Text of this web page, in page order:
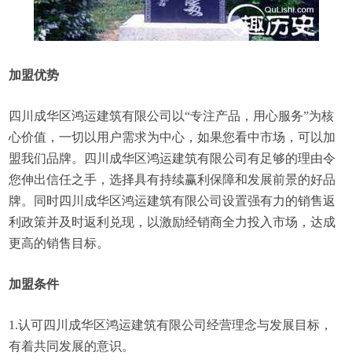
加盟优势
四川成华区鸿运建筑有限公司以“专注产品，用心服务”为核
心价值，一切以用户需求为中心，如果您看中市场，可以加
盟我们品牌。四川成华区鸿运建筑有限公司有足够的理由令
您伸出信任之手，选择具有持续赢利保障和发展前景的好品
牌。同时四川成华区鸿运建筑有限公司设置强有力的销售返
利政策并及时返利兑现，以激励经销商全力投入市场，达成
更高的销售目标。
加盟条件
1.认可四川成华区鸿运建筑有限公司经营理念与发展目标，
有着共同发展的意识。